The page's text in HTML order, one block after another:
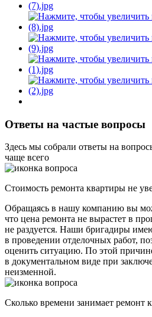
Ответы на частые вопросы
Здесь мы собрали ответы на
чаще всего
Стоимость ремонта квартиры не
Обращаясь в нашу компанию вы
что цена ремонта не вырастет в
не раздуется. Наши бригадиры
в проведении отделочных работ,
оценить ситуацию. По этой
в документальном виде при
неизменной.
Сколько времени занимает ремонт